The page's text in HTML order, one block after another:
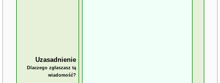
Uzasadnienie
Dlaczego zgłaszasz tą
wiadomość?